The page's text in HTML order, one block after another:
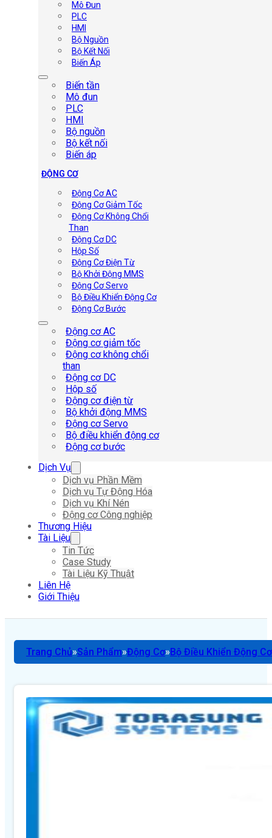
Mô Đun
PLC
HMI
Bộ Nguồn
Bộ Kết Nối
Biến Áp
Biến tần
Mô đun
PLC
HMI
Bộ nguồn
Bộ kết nối
Biến áp
ĐỘNG CƠ
Động Cơ AC
Động Cơ Giảm Tốc
Động Cơ Không Chổi
Than
Động Cơ DC
Hộp Số
Động Cơ Điện Từ
Bộ Khởi Động MMS
Động Cơ Servo
Bộ Điều Khiển Động Cơ
Động Cơ Bước
Động cơ AC
Động cơ giảm tốc
Động cơ không chổi
than
Động cơ DC
Hộp số
Động cơ điện từ
Bộ khởi động MMS
Động cơ Servo
Bộ điều khiển động cơ
Động cơ bước
Dịch Vụ
Dịch vụ Phần Mềm
Dịch vụ Tự Động Hóa
Dịch vụ Khí Nén
Động cơ Công nghiệp
Thương Hiệu
Tài Liệu
Tin Tức
Case Study
Tài Liệu Kỹ Thuật
Liên Hệ
Giới Thiệu
Trang Chủ Sản Phẩm Động Cơ Bộ Điều Khiển Động Cơ